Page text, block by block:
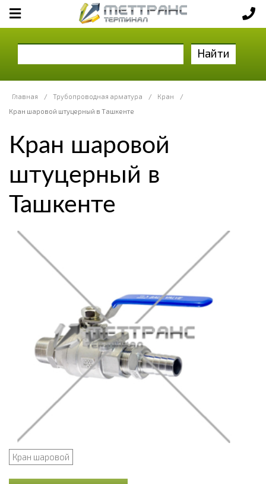
Найти
Главная / Трубопроводная арматура / Кран
/
Кран шаровой штуцерный в Ташкенте
Кран шаровой
штуцерный в
Ташкенте
Кран шаровой